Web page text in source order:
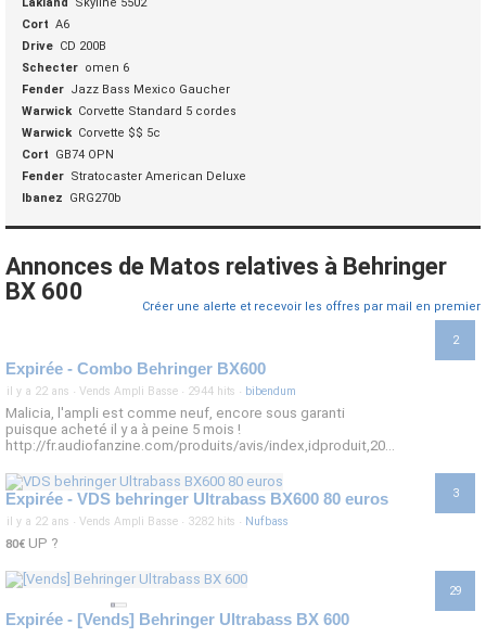
Cort A6
Drive CD 200B
Schecter omen 6
Fender Jazz Bass Mexico Gaucher
Warwick Corvette Standard 5 cordes
Warwick Corvette $$ 5c
Cort
GB74 OPN
Fender Stratocaster American Deluxe
Ibanez
GRG270b
Annonces de Matos relatives à Behringer
BX 600
Créer une alerte et recevoir les offres par mail en premier
2
Expirée - Combo Behringer BX600
il y a 22 ans · Vends Ampli Basse · 2944 hits · bibendum
Malicia, l'ampli est comme neuf, encore sous garanti
puisque acheté il y a à peine 5 mois !
http://fr.audiofanzine.com/produits/avis/index,idproduit,20...
3
Expirée - VDS behringer Ultrabass BX600 80 euros
il y a 22 ans · Vends Ampli Basse · 3282 hits · Nufbass
80€ UP ?
29
Expirée - [Vends] Behringer Ultrabass BX 600